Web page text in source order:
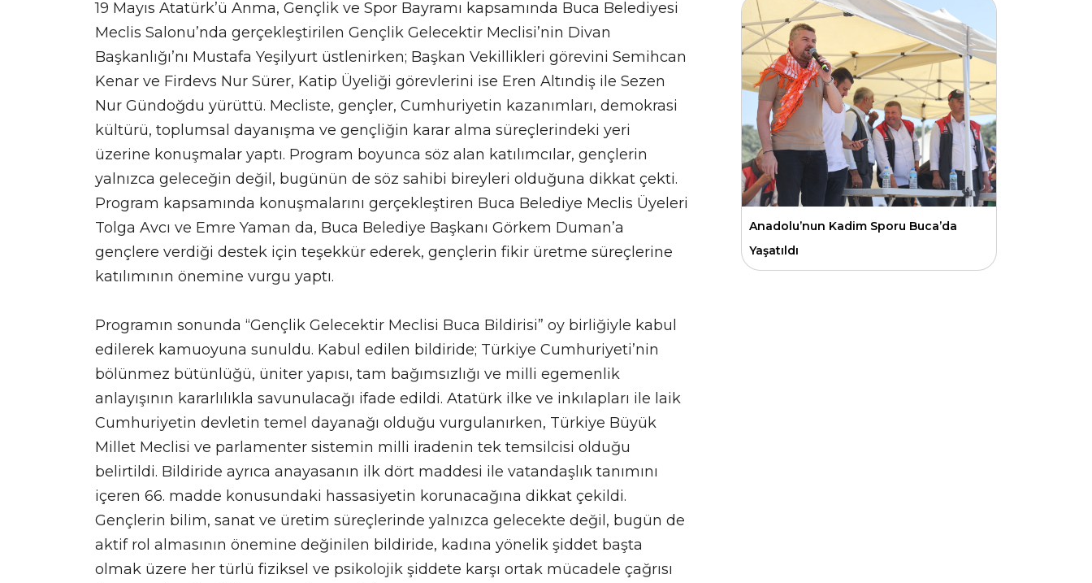
19 Mayıs Atatürk’ü Anma, Gençlik ve Spor Bayramı kapsamında Buca Belediyesi
Meclis Salonu’nda gerçekleştirilen Gençlik Gelecektir Meclisi’nin Divan
Başkanlığı’nı Mustafa Yeşilyurt üstlenirken; Başkan Vekillikleri görevini Semihcan
Kenar ve Firdevs Nur Sürer, Katip Üyeliği görevlerini ise Eren Altındiş ile Sezen
Nur Gündoğdu yürüttü. Mecliste, gençler, Cumhuriyetin kazanımları, demokrasi
kültürü, toplumsal dayanışma ve gençliğin karar alma süreçlerindeki yeri
üzerine konuşmalar yaptı. Program boyunca söz alan katılımcılar, gençlerin
yalnızca geleceğin değil, bugünün de söz sahibi bireyleri olduğuna dikkat çekti.
Program kapsamında konuşmalarını gerçekleştiren Buca Belediye Meclis Üyeleri
Tolga Avcı ve Emre Yaman da, Buca Belediye Başkanı Görkem Duman’a
gençlere verdiği destek için teşekkür ederek, gençlerin fikir üretme süreçlerine
katılımının önemine vurgu yaptı.
Programın sonunda “Gençlik Gelecektir Meclisi Buca Bildirisi” oy birliğiyle kabul
edilerek kamuoyuna sunuldu. Kabul edilen bildiride; Türkiye Cumhuriyeti’nin
bölünmez bütünlüğü, üniter yapısı, tam bağımsızlığı ve milli egemenlik
anlayışının kararlılıkla savunulacağı ifade edildi. Atatürk ilke ve inkılapları ile laik
Cumhuriyetin devletin temel dayanağı olduğu vurgulanırken, Türkiye Büyük
Millet Meclisi ve parlamenter sistemin milli iradenin tek temsilcisi olduğu
belirtildi. Bildiride ayrıca anayasanın ilk dört maddesi ile vatandaşlık tanımını
içeren 66. madde konusundaki hassasiyetin korunacağına dikkat çekildi.
Gençlerin bilim, sanat ve üretim süreçlerinde yalnızca gelecekte değil, bugün de
aktif rol almasının önemine değinilen bildiride, kadına yönelik şiddet başta
olmak üzere her türlü fiziksel ve psikolojik şiddete karşı ortak mücadele çağrısı
Anadolu’nun Kadim Sporu Buca’da
Yaşatıldı